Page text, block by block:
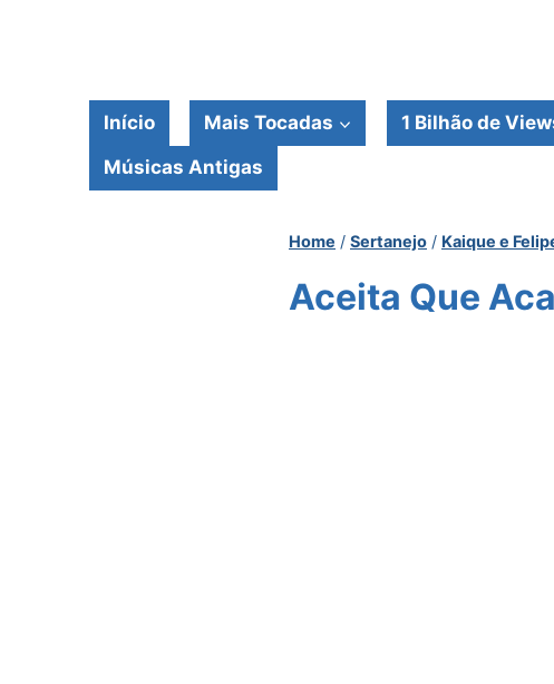
Conteúdo
Início Mais Tocadas 1 Bilhão de
Músicas Antigas
Home / Sertanejo / Kaique e
Aceita Que